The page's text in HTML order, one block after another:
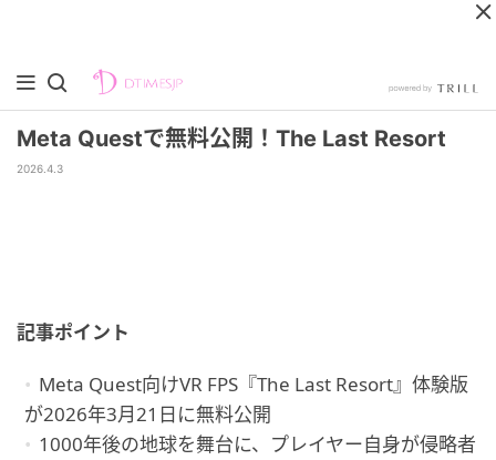
Meta Questで無料公開！The Last Resort
2026.4.3
記事ポイント
Meta Quest向けVR FPS『The Last Resort』体験版
が2026年3月21日に無料公開
1000年後の地球を舞台に、プレイヤー自身が侵略者